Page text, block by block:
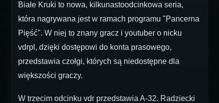
Białe Kruki to nowa, kilkunastoodcinkowa seria,
która nagrywana jest w ramach programu "Pancerna
Pięść". W niej to znany gracz i youtuber o nicku
vdrpl, dzięki dostępowi do konta prasowego,
przedstawia czołgi, których są niedostępne dla
większości graczy.
W trzecim odcinku vdr przedstawia A-32. Radziecki